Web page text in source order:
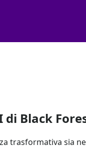
di Black
trasformativa sia